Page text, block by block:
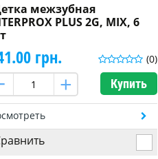
межзубная
PLUS 2G, MIX, 6
(0)
грн.
Купить